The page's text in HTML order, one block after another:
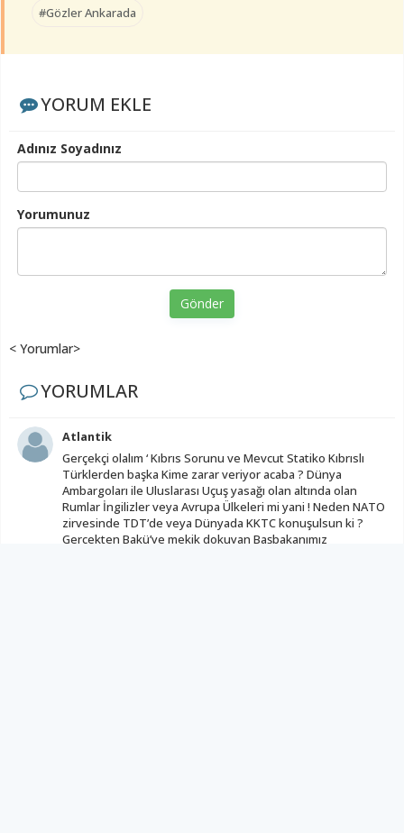
#Gözler Ankarada
YORUM EKLE
Adınız Soyadınız
Yorumunuz
Gönder
< Yorumlar>
YORUMLAR
Atlantik
Gerçekçi olalım ‘ Kıbrıs Sorunu ve Mevcut Statiko Kıbrıslı
Türklerden başka Kime zarar veriyor acaba ? Dünya
Ambargoları ile Uluslarası Uçuş yasağı olan altında olan
Rumlar İngilizler veya Avrupa Ülkeleri mi yani ! Neden NATO
zirvesinde TDT’de veya Dünyada KKTC konuşulsun ki ?
Gerçekten Bakü’ye mekik dokuyan Başbakanımız